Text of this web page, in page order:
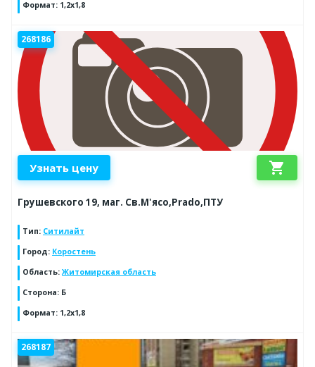
Формат: 1,2х1,8
268186
Узнать цену shopping_cart
Грушевского 19, маг. Св.М'ясо,Prado,ПТУ
Тип: Ситилайт
Город: Коростень
Область: Житомирская область
Сторона: Б
Формат: 1,2х1,8
268187